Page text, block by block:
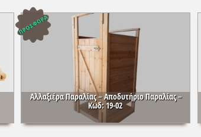
Αλλαξιέρα Παραλίας – Αποδυτήριο Παραλίας –
Κωδ: 19-02